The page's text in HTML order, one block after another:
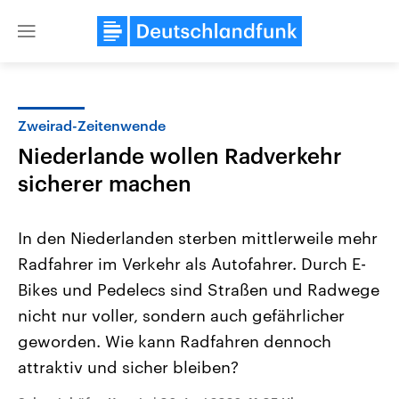
Close
Landtagswahl Sachsen-Anhalt
2026
Alle Informationen
Sachsen-Anhalt wählt am 6.
September 2026 einen neuen
Bundesland von einer Koalition aus
USA
Aktuelle Beiträge,
Hintergründe
mit großem Einfluss auf
Zweirad-Zeitenwende
Niederlande wollen Radverkehr
sicherer machen
In den Niederlanden sterben mittlerweile mehr
Radfahrer im Verkehr als Autofahrer. Durch E-
Bikes und Pedelecs sind Straßen und Radwege
nicht nur voller, sondern auch gefährlicher
geworden. Wie kann Radfahren dennoch
attraktiv und sicher bleiben?